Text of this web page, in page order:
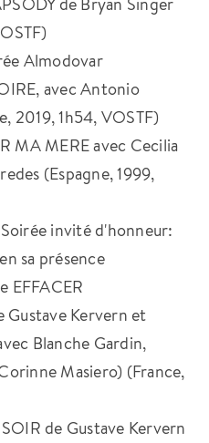
Almodovar
avec Antonio
2019, 1h54, VOSTF)
MA MERE avec Cecilia
(Espagne, 1999,
invité d'honneur:
sa présence
EFFACER
Gustave Kervern et
Blanche Gardin,
Masiero) (France,
de Gustave Kervern